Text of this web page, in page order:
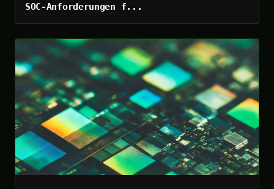
SOC-Anforderungen f...